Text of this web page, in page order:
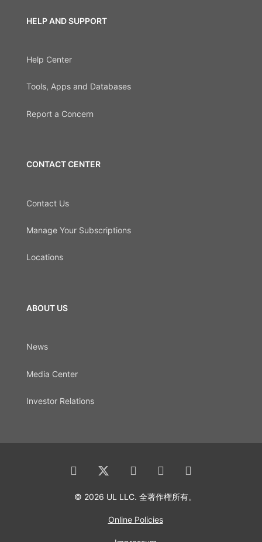
HELP AND SUPPORT
Help Center
Tools, Apps and Databases
Report a Concern
CONTACT CENTER
Contact Us
Manage Your Subscriptions
Locations
ABOUT US
News
Media Center
Investor Relations
© 2026 UL LLC. 全著作権所有。
Online Policies